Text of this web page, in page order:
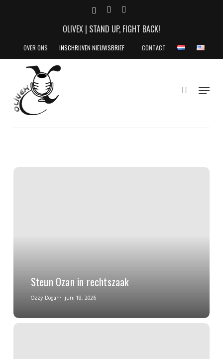
X-
YOUTUBEINSTAGRAM
OLIVEX | STAND UP, FIGHT BACK!
OVER ONS INSCHRIJVEN NIEUWSBRIEF CONTACT
Menu
Steun Ozan in rechtszaak
Ozzy Dogan juni 18, 2026